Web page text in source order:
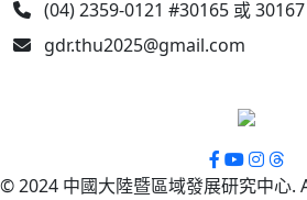
(04) 2359-0121 #30165 或 30167
gdr.thu2025@gmail.com
© 2024 中國大陸暨區域發展研究中心